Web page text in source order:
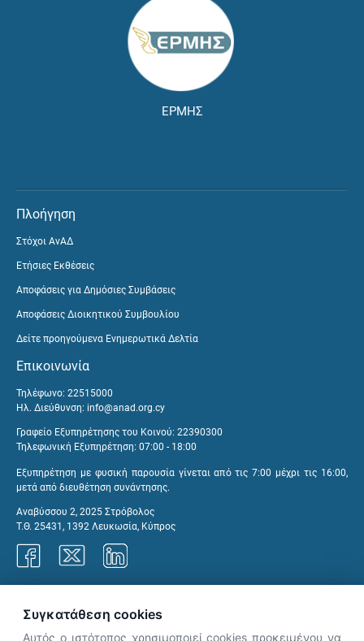
ΕΡΜΗΣ
Πλοήγηση
Στόχοι ΑνΑΔ
Ετήσιες Εκθέσεις
Αποφάσεις για Δημόσιες Συμβάσεις
Αποφάσεις Διοικητικού Συμβουλίου
Δείτε προηγούμενα Ενημερωτικά Δελτία
Επικοινωνία
Τηλέφωνο: 22515000
Ηλ. Διεύθυνση: info@anad.org.cy
Γραφείο Εξυπηρέτησης του Κοινού: 22390300
Τηλεφωνική Εξυπηρέτηση: 07:00 - 18:00
Εξυπηρέτηση με φυσική παρουσία γίνεται από τις 7:00 μέχρι τις 16:00,
μετά από διευθέτηση συνάντησης.
Αναβύσσου 2, 2025 Στρόβολος
Τ.Θ. 25431, 1392 Λευκωσία, Κύπρος
Συγκατάθεση cookies
Αυτός ο ιστότοπος χρησιμοποιεί cookies προκειμένου να